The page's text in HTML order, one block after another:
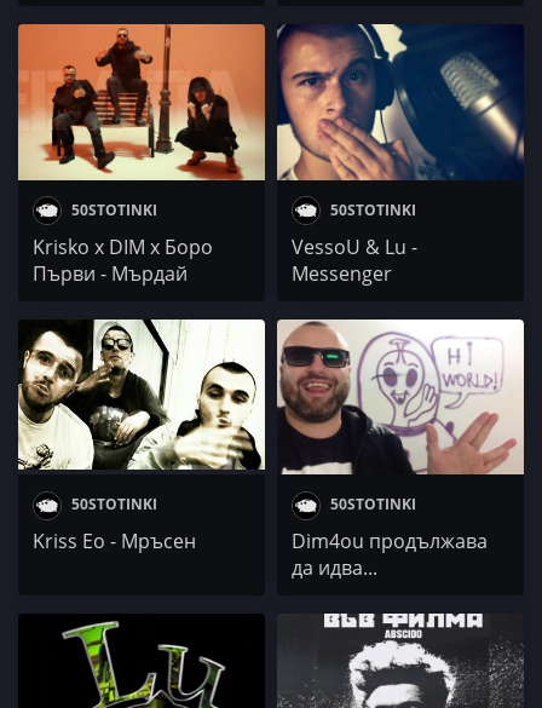
50STOTINKI
Krisko х DIM x Боро
Първи - Мърдай
50STOTINKI
VessoU & Lu -
Messenger
50STOTINKI
Kriss Eo - Мръсен
50STOTINKI
Dim4ou продължава
да идва...